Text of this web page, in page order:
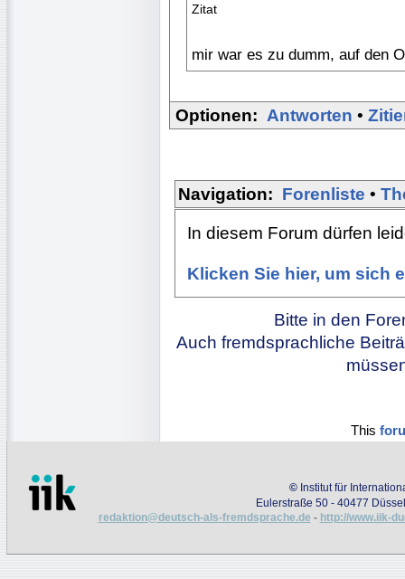
Zitat
mir war es zu dumm, auf den
Optionen: Antworten •
Navigation: Forenliste •
In diesem Forum dürfen
Klicken Sie hier, um sich
Bitte in den
Auch fremdsprachliche
This
© Institut für
Eulerstraße 50 - 40477
redaktion@deutsch-als-fremdsprache.de - http://www.iik-